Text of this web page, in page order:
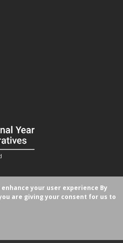
your user experience By
are giving your consent for us to